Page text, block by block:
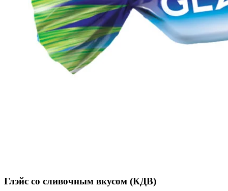
Глэйс со сливочным вкусом (КДВ)